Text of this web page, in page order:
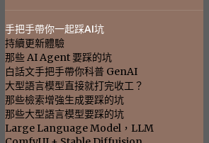
手把手帶你一起踩AI坑
持續更新體驗
那些 AI Agent 要踩的坑
白話文手把手帶你科普 GenAI
大型語言模型直接就打完收工？
那些檢索增強生成要踩的坑
那些大型語言模型要踩的坑
Large Language Model，LLM